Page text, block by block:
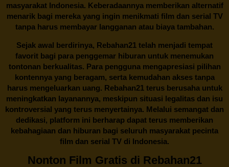
masyarakat Indonesia. Keberadaannya memberikan alternatif
menarik bagi mereka yang ingin menikmati film dan serial TV
tanpa harus membayar langganan atau biaya tambahan.
Sejak awal berdirinya, Rebahan21 telah menjadi tempat
favorit bagi para penggemar hiburan untuk menemukan
tontonan berkualitas. Para pengguna mengapresiasi pilihan
kontennya yang beragam, serta kemudahan akses tanpa
harus mengeluarkan uang. Rebahan21terus berusaha untuk
meningkatkan layanannya, meskipun situasi legalitas dan isu
kontroversial yang terus menyertainya. Melalui semangat dan
dedikasi, platform ini berharap dapat terus memberikan
kebahagiaan dan hiburan bagi seluruh masyarakat pecinta
film dan serial TV di Indonesia.
Nonton Film Gratis di Rebahan21